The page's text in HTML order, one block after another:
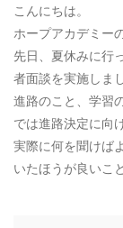
こんにちは。
ホープアカデミー
先日、夏休みに行
者面談を実施しま
進路のこと、学習
では進路決定に向
実際に何を聞けば
いたほうが良いこ